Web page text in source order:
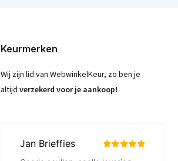
Keurmerken
Wij zijn lid van WebwinkelKeur, zo ben je
altijd verzekerd voor je aankoop!